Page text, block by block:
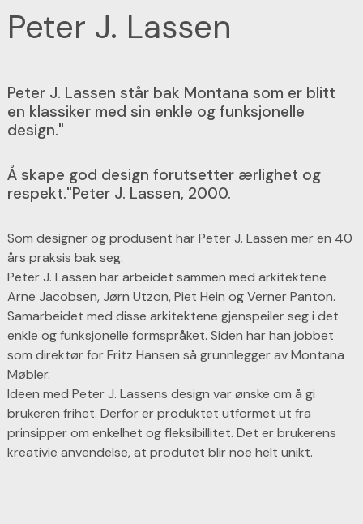
Peter J. Lassen
Peter J. Lassen står bak Montana som er blitt
en klassiker med sin enkle og funksjonelle
design."
Å skape god design forutsetter ærlighet og
respekt."Peter J. Lassen, 2000.
Som designer og produsent har Peter J. Lassen mer en 40
års praksis bak seg.
Peter J. Lassen har arbeidet sammen med arkitektene
Arne Jacobsen, Jørn Utzon, Piet Hein og Verner Panton.
Samarbeidet med disse arkitektene gjenspeiler seg i det
enkle og funksjonelle formspråket. Siden har han jobbet
som direktør for Fritz Hansen så grunnlegger av Montana
Møbler.
Ideen med Peter J. Lassens design var ønske om å gi
brukeren frihet. Derfor er produktet utformet ut fra
prinsipper om enkelhet og fleksibillitet. Det er brukerens
kreativie anvendelse, at produtet blir noe helt unikt.